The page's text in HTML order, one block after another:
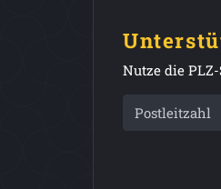
Nutze die
Postleitzahl